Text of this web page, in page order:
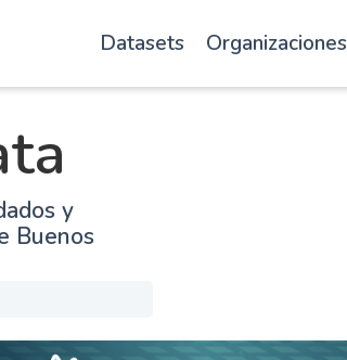
Datasets Organizaciones
y
Buenos